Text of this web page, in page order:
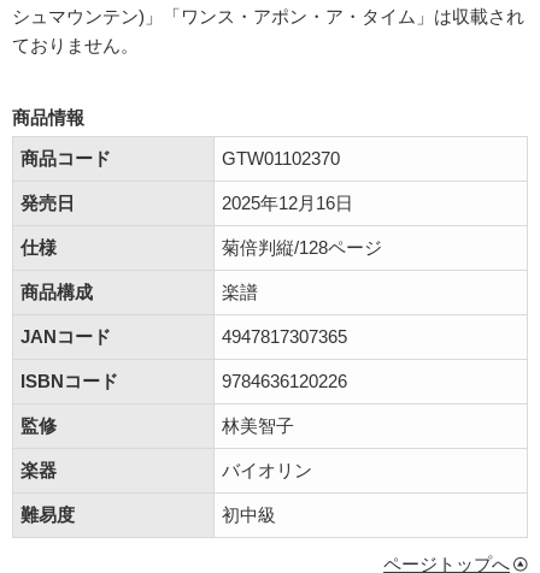
シュマウンテン)」「ワンス・アポン・ア・タイム」は収載され
ておりません。
商品情報
商品コード
GTW01102370
発売日 2025年12月16日
仕様 菊倍判縦/128ページ
商品構成 楽譜
JANコード 4947817307365
ISBNコード 9784636120226
監修 林美智子
楽器 バイオリン
難易度 初中級
ページトップへ